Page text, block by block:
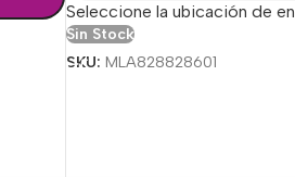
Seleccione la ubicación de
Sin Stock
SKU: MLA828828601